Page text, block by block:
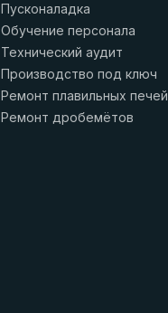
Пусконаладка
Обучение персонала
Технический аудит
Производство под ключ
Ремонт плавильных печей
Ремонт дробемётов